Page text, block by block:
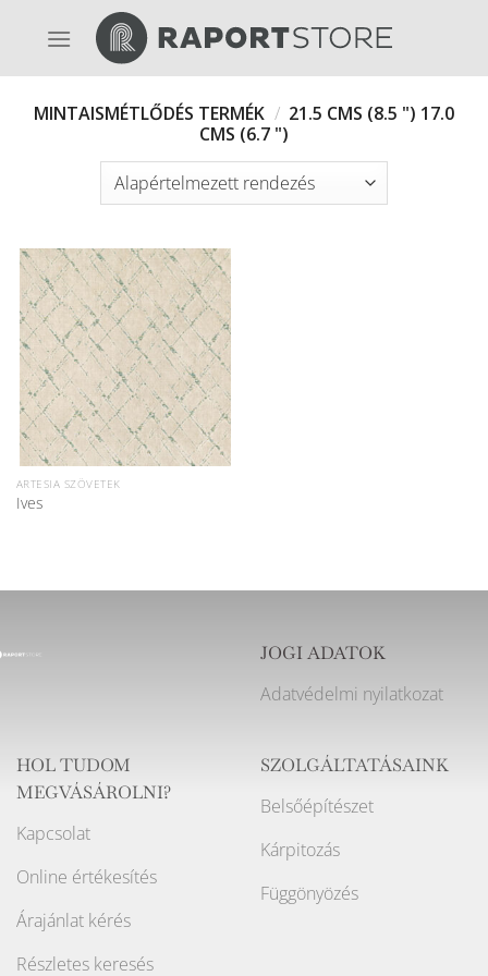
MINTAISMÉTLŐDÉS TERMÉK / 21.5 CMS (8.5 ") 17.0
CMS (6.7 ")
ARTESIA SZÖVETEK
Ives
JOGI ADATOK
Adatvédelmi nyilatkozat
HOL TUDOM
MEGVÁSÁROLNI?
Kapcsolat
Online értékesítés
Árajánlat kérés
Részletes keresés
SZOLGÁLTATÁSAINK
Belsőépítészet
Kárpitozás
Függönyözés